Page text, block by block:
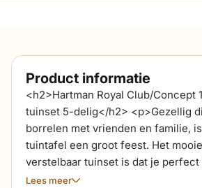
Product informatie
<h2>Hartman Royal Club/Concept
tuinset 5-delig</h2> <p>Gezellig
borrelen met vrienden en familie,
tuintafel een groot feest. Het
verstelbaar tuinset is dat je
kunt eten maar ook nog eens
Lees meer